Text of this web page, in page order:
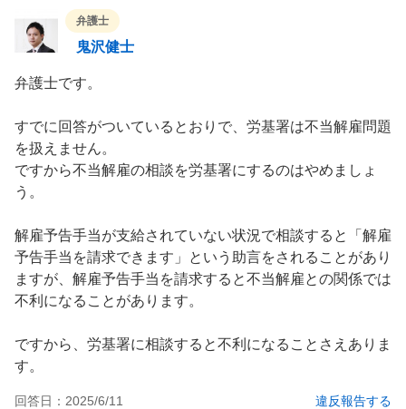
弁護士
鬼沢健士
弁護士です。
すでに回答がついているとおりで、労基署は不当解雇問題
を扱えません。
ですから不当解雇の相談を労基署にするのはやめましょ
う。
解雇予告手当が支給されていない状況で相談すると「解雇
予告手当を請求できます」という助言をされることがあり
ますが、解雇予告手当を請求すると不当解雇との関係では
不利になることがあります。
ですから、労基署に相談すると不利になることさえありま
す。
回答日： 2025/6/11 違反報告する